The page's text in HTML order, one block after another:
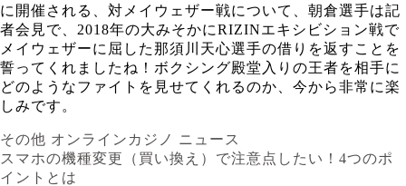
に開催される、対メイウェザー戦について、朝倉選手は記
者会見で、2018年の大みそかにRIZINエキシビション戦で
メイウェザーに屈した那須川天心選手の借りを返すことを
誓ってくれましたね！ボクシング殿堂入りの王者を相手に
どのようなファイトを見せてくれるのか、今から非常に楽
しみです。
その他 オンラインカジノ ニュース
スマホの機種変更（買い換え）で注意点したい！4つのポ
イントとは